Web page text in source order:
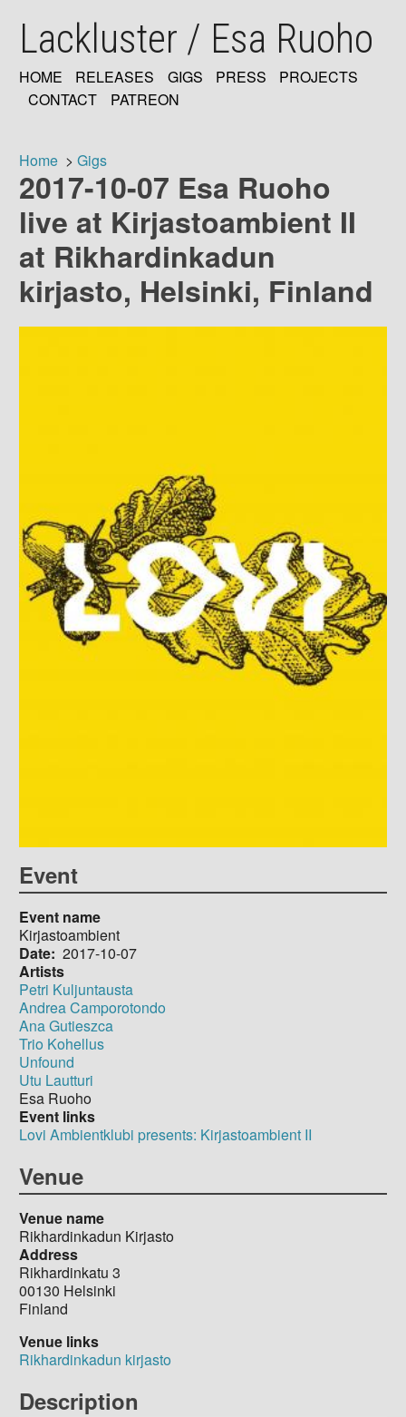
mainLackluster / Esa Ruoho
MAIN
HOME RELEASES GIGS PRESS
PROJECTS
CONTACT
PATREON
Breadcrumb
Home Gigs
2017-10-07 Esa Ruoho
live at Kirjastoambient II
at Rikhardinkadun
kirjasto, Helsinki, Finland
Event
Event name
Kirjastoambient
Date 2017-10-07
Artists
Petri Kuljuntausta
Andrea Camporotondo
Ana Gutieszca
Trio Kohellus
Unfound
Utu Lautturi
Esa Ruoho
Event links
Lovi Ambientklubi presents: Kirjastoambient II
Venue
Venue name
Rikhardinkadun Kirjasto
Address
Rikhardinkatu 3
00130 Helsinki
Finland
Venue links
Rikhardinkadun kirjasto
Description